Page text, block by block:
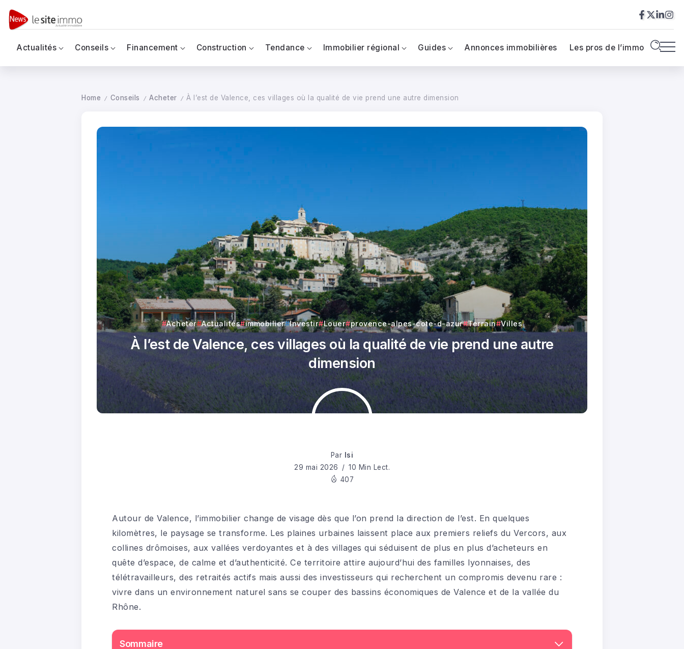
Actualités Conseils Financement Construction Tendance Immobilier régional Guides Annonces immobilières Les pros de l’immo
Home / Conseils / Acheter / À l’est de Valence, ces villages où la qualité de vie prend une autre dimension
Acheter Actualités immobilier Investir Louer provence-alpes-cote-d-azur Terrain Villes
À l’est de Valence, ces villages où la qualité de vie prend une autre
dimension
Par
lsi
29 mai 2026
10 Min Lect.
407
Autour de Valence, l’immobilier change de visage dès que l’on prend la direction de l’est. En quelques
kilomètres, le paysage se transforme. Les plaines urbaines laissent place aux premiers reliefs du Vercors, aux
collines drômoises, aux vallées verdoyantes et à des villages qui séduisent de plus en plus d’acheteurs en
quête d’espace, de calme et d’authenticité. Ce territoire attire aujourd’hui des familles lyonnaises, des
télétravailleurs, des retraités actifs mais aussi des investisseurs qui recherchent un compromis devenu rare :
vivre dans un environnement naturel sans se couper des bassins économiques de Valence et de la vallée du
Rhône.
Sommaire